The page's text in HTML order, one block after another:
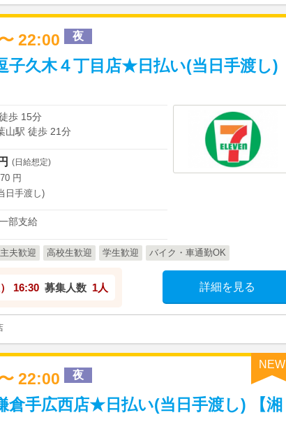
22:00 夜
子久木４丁目店★日払い(当日手渡し)
歩 15分
山駅 徒歩 21分
(日給想定)
円
日手渡し)
部支給
夫歓迎 高校生歓迎 学生歓迎 バイク・車通勤OK
16:30 募集人数 1人 詳細を見る
NEW
22:00 夜
倉手広西店★日払い(当日手渡し) 【湘